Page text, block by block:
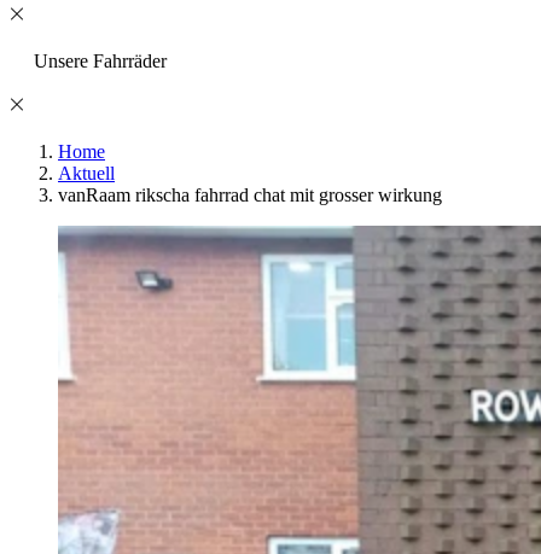
Unsere Fahrräder
Home
Aktuell
vanRaam rikscha fahrrad chat mit grosser wirkung